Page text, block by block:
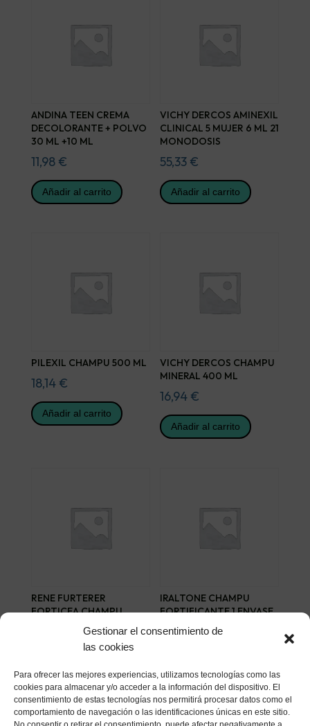
Gestionar el consentimiento de
las cookies
Para ofrecer las mejores experiencias, utilizamos tecnologías como las
cookies para almacenar y/o acceder a la información del dispositivo. El
consentimiento de estas tecnologías nos permitirá procesar datos como el
comportamiento de navegación o las identificaciones únicas en este sitio.
ANDINA TEEN CREMA
DECOLORANTE + POLVO
30 ML +10 ML
11,98 €
Añadir al carrito
VICHY DERCOS AMINEXIL
CLINICAL 5 MUJER 6 ML 21
MONODOSIS
55,33 €
Añadir al carrito
PILEXIL CHAMPU 500 ML
18,14 €
Añadir al carrito
VICHY DERCOS CHAMPU
MINERAL 400 ML
16,94 €
Añadir al carrito
RENE FURTERER
FORTICEA CHAMPU
ESTIMULANTE 200 ML
Añadir al carrito
IRALTONE CHAMPU
FORTIFICANTE 1 ENVASE
400 ML
Añadir al carrito